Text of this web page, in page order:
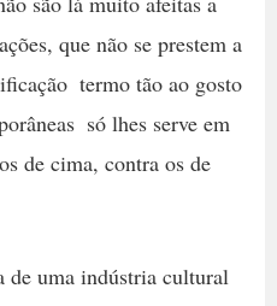
que não se prestem a
 termo tão ao gosto
 só lhes serve em
cima, contra os de
de uma indústria cultural